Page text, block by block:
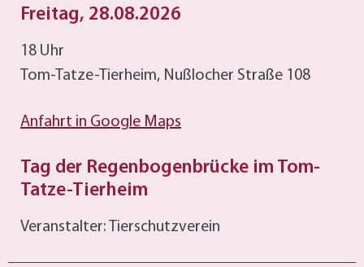
Freitag, 28.08.2026
18 Uhr
Tom-Tatze-Tierheim, Nußlocher Straße 108
Anfahrt in Google Maps
Tag der Regenbogenbrücke im Tom-
Tatze-Tierheim
Veranstalter: Tierschutzverein